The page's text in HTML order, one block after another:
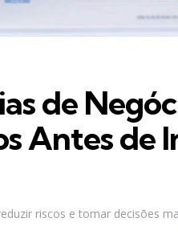
de
Antes de
riscos e tomar decisões